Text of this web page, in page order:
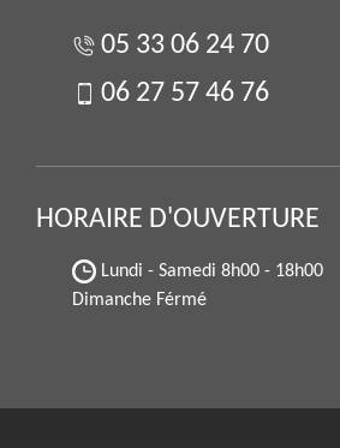
05 33 06 24 70
06 27 57 46 76
HORAIRE D'OUVERTURE
Lundi - Samedi 8h00 - 18h00
Dimanche Férmé